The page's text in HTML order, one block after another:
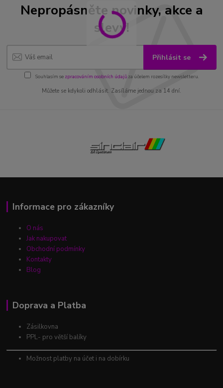
Nepropásněte novinky, akce a
slevy!
Přihlásit se
Souhlasím se zpracováním osobních údajůza účelem rozesílky newsletteru.
Můžete se kdykoli odhlásit. Zasíláme jednou za 14 dní.
Informace pro zákazníky
O nás
Jak nakupovat
Obchodní podmínky
Kontakty
Blog
Doprava a Platba
Zásilkovna
PPL- pro větší balíky
Možnost platby na účet i na dobírku